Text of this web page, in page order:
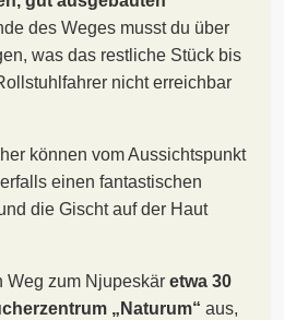
des Weges musst du über
was das restliche Stück bis
nicht erreichbar
können vom Aussichtspunkt
einen fantastischen
die Gischt auf der Haut
Weg zum Njupeskär etwa 30
„Naturum“ aus,